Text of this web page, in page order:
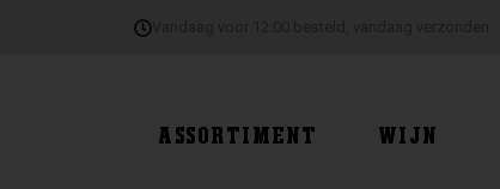
ASSORTIMENT WIJN